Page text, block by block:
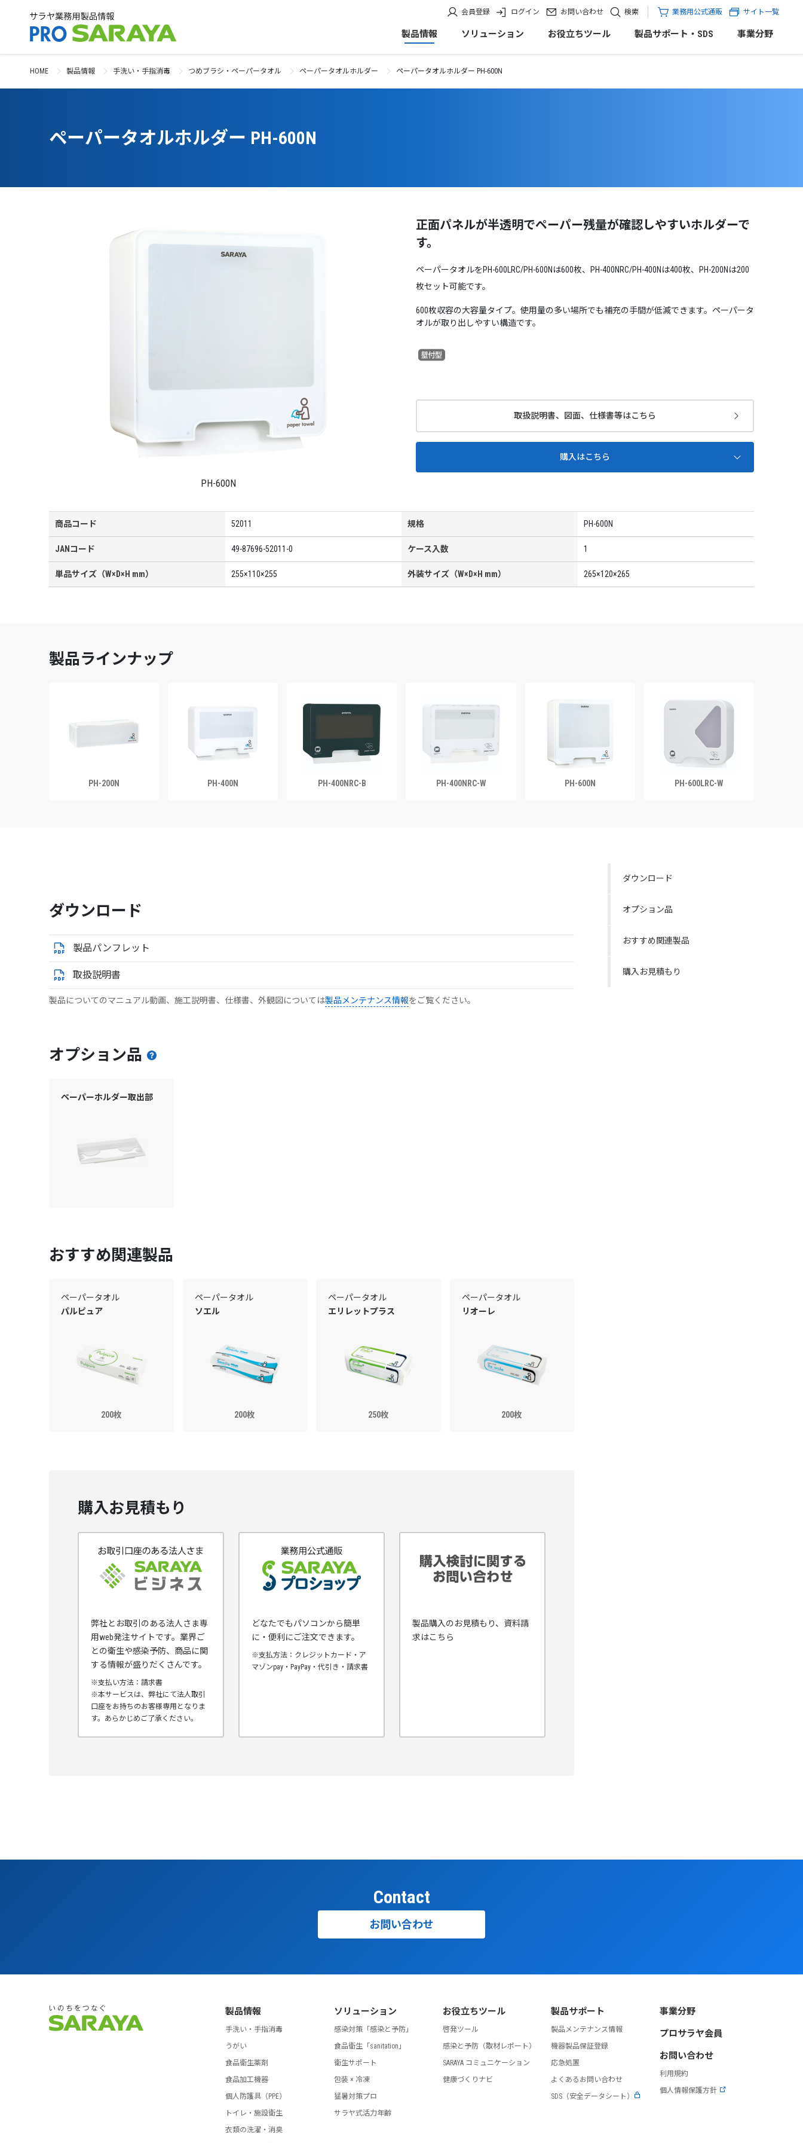
会員登録 ログイン お問い合わせ 検索 業務用公式通販 サイト一覧
製品情報 ソリューション お役立ちツール 製品サポート・SDS 事業分野
HOME 製品情報 手洗い・手指消毒 つめブラシ・ペーパータオル ペーパータオルホルダー ペーパータオルホルダー PH-600N
ペーパータオルホルダー PH-600N
PH-600N
正面パネルが半透明でペーパー残量が確認しやすいホルダーで
す。
ペーパータオルをPH-600LRC/PH-600Nは600枚、PH-400NRC/PH-400Nは400枚、PH-200Nは200
枚セット可能です。
600枚収容の大容量タイプ。使用量の多い場所でも補充の手間が低減できます。ペーパータ
オルが取り出しやすい構造です。
取扱説明書、図面、仕様書等はこちら
購入はこちら
商品コード 52011
JANコード 49-87696-52011-0
単品サイズ（W×D×H mm） 255×110×255
規格 PH-600N
ケース入数 1
外装サイズ（W×D×H mm） 265×120×265
製品ラインナップ
PH-200N PH-400N PH-400NRC-B PH-400NRC-W PH-600N PH-600LRC-W
ダウンロード
製品パンフレット
取扱説明書
製品についてのマニュアル動画、施工説明書、仕様書、外観図については製品メンテナンス情報をご覧ください。
オプション品
ペーパーホルダー取出部
おすすめ関連製品
ペーパータオル
パルピュア
200枚
ペーパータオル
ソエル
200枚
ペーパータオル
エリレットプラス
250枚
ペーパータオル
リオーレ
200枚
購入お見積もり
弊社とお取引のある法人さま専
用web発注サイトです。業界ご
との衛生や感染予防、商品に関
する情報が盛りだくさんです。
※支払い方法：請求書
※本サービスは、弊社にて法人取引
口座をお持ちのお客様専用となりま
す。あらかじめご了承ください。
どなたでもパソコンから簡単
に・便利にご注文できます。
※支払方法：クレジットカード・ア
マゾンpay・PayPay・代引き・請求書
製品購入のお見積もり、資料請
求はこちら
ダウンロード
オプション品
おすすめ関連製品
購入お見積もり
Contact
お問い合わせ
製品情報
手洗い・手指消毒
うがい
食品衛生薬剤
食品加工機器
個人防護具（PPE）
トイレ・施設衛生
衣類の洗濯・消臭
ソリューション
感染対策「感染と予防」
食品衛生「sanitation」
衛生サポート
包装 × 冷凍
猛暑対策プロ
サラヤ式活力年齢
お役立ちツール
啓発ツール
感染と予防（取材レポート）
SARAYA コミュニケーション
健康づくりナビ
製品サポート
製品メンテナンス情報
機器製品保証登録
応急処置
よくあるお問い合わせ
SDS（安全データシート）
事業分野
プロサラヤ会員
お問い合わせ
利用規約
個人情報保護方針